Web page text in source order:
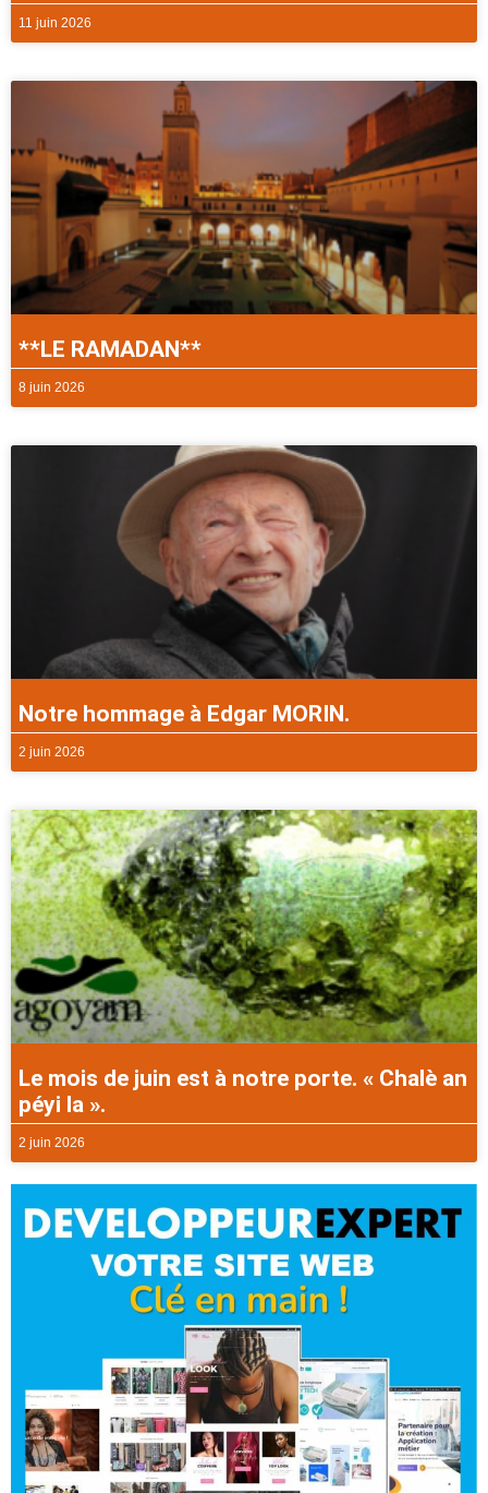
11 juin 2026
**LE RAMADAN**
8 juin 2026
Notre hommage à Edgar MORIN.
2 juin 2026
Le mois de juin est à notre porte. « Chalè an
péyi la ».
2 juin 2026